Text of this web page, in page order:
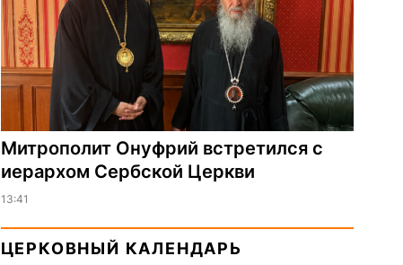
Митрополит Онуфрий встретился с
иерархом Сербской Церкви
13:41
ЦЕРКОВНЫЙ КАЛЕНДАРЬ